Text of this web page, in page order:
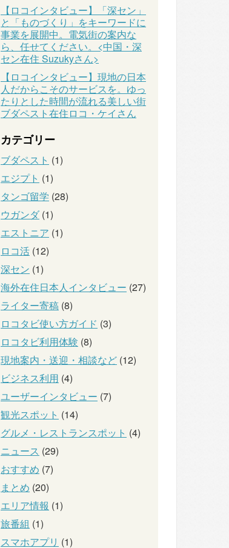
【ロコインタビュー】「深セン」
と「ものづくり」をキーワードに
事業を展開中。電気街の案内な
ら、任せてください。<中国・深
セン在住 Suzukyさん>
【ロコインタビュー】現地の日本
人だからこそのサービスを。ゆっ
たりとした時間が流れる美しい街
ブダペスト在住ロコ・ケイさん
カテゴリー
ブダペスト (1)
エジプト (1)
タンゴ留学 (28)
ウガンダ(1)
エストニア (1)
ロコ活 (12)
深セン (1)
海外在住日本人インタビュー (27)
ライター寄稿 (8)
ロコタビ使い方ガイド (3)
ロコタビ利用体験 (8)
現地案内・送迎・相談など (12)
ビジネス利用 (4)
ユーザーインタビュー (7)
観光スポット (14)
グルメ・レストランスポット (4)
ニュース (29)
おすすめ (7)
まとめ (20)
エリア情報 (1)
旅番組 (1)
スマホアプリ (1)